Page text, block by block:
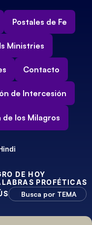
Postales de Fe
Ministries
Contacto
de Intercesión
de los Milagros
DE HOY
PROFÉTICAS
Busca por TEMA